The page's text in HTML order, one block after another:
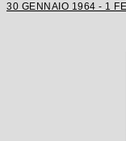
30 GENNAIO 1964 - 1